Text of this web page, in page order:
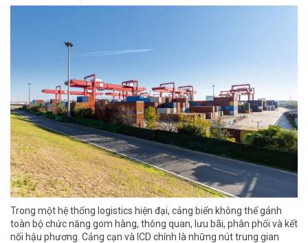
Trong một hệ thống logistics hiện đại, cảng biển không thể gánh
toàn bộ chức năng gom hàng, thông quan, lưu bãi, phân phối và kết
nối hậu phương. Cảng cạn và ICD chính là những nút trung gian